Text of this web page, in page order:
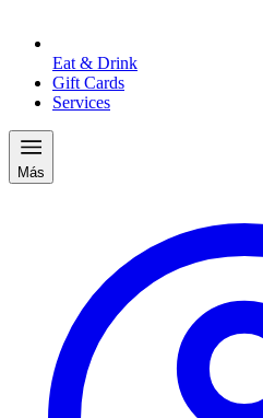
Eat & Drink
Gift Cards
Services
Más